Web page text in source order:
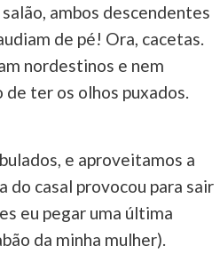
ambos descendentes
de pé! Ora, cacetas.
nordestinos e nem
ter os olhos puxados.
e aproveitamos a
do casal provocou para sair
eu pegar uma última
da minha mulher).